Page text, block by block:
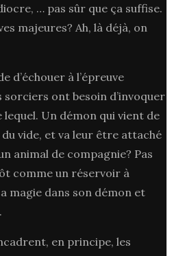
… pas sûr que ça suffise.
majeures? Ah, là déjà, on
d’échouer à l’épreuve
sorciers ont besoin d’invoquer
lequel. Un démon qui vient de
vide, et va leur être attaché
animal de compagnie? Pas
comme un réservoir à
magie dans son démon et
en principe, les